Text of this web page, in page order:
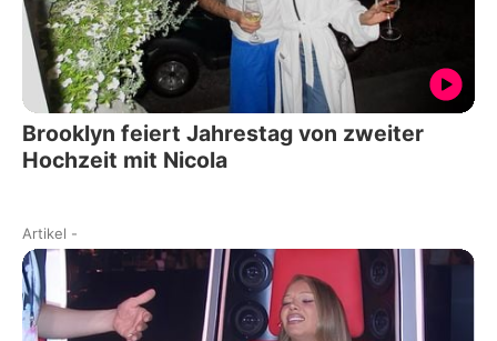
Brooklyn feiert Jahrestag von zweiter
Hochzeit mit Nicola
Artikel -